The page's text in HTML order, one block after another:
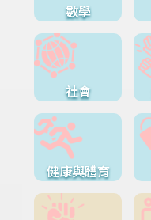
數學
社會
健康與體育